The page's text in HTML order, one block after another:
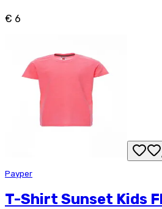
€ 6
Payper
T-Shirt Sunset Kids